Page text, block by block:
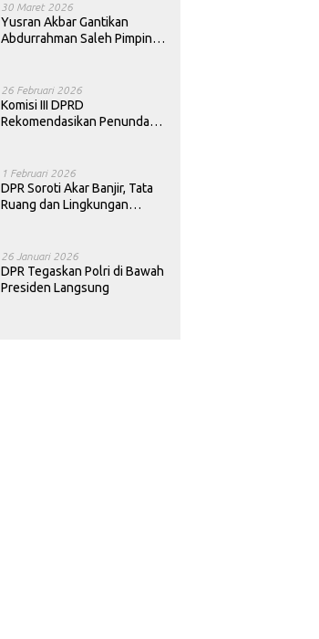
30 Maret 2026
Yusran Akbar Gantikan
Abdurrahman Saleh Pimpin
26 Februari 2026
Komisi III DPRD
Rekomendasikan Penundaan
1 Februari 2026
DPR Soroti Akar Banjir, Tata
Ruang dan Lingkungan
26 Januari 2026
DPR Tegaskan Polri di Bawah
Presiden Langsung